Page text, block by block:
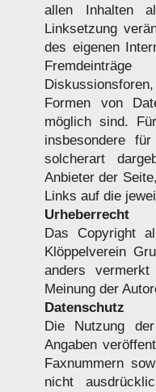
allen Inhalten
Linksetzung
des eigenen
Formen von
möglich sind.
insbesondere
solcherart
Anbieter der
Links auf die
Urheberrecht
Das Copyright
Klöppelverein
anders
Meinung der
Datenschutz
Die Nutzung
Angaben
Faxnummern
nicht